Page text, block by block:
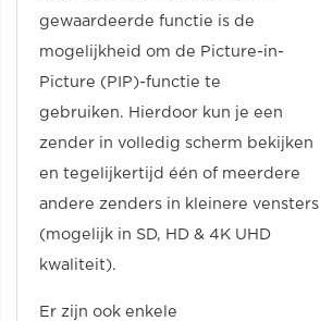
gewaardeerde functie is de
mogelijkheid om de Picture-in-
Picture (PIP)-functie te
gebruiken. Hierdoor kun je een
zender in volledig scherm bekijken
en tegelijkertijd één of meerdere
andere zenders in kleinere vensters
(mogelijk in SD, HD & 4K UHD
kwaliteit).
Er zijn ook enkele